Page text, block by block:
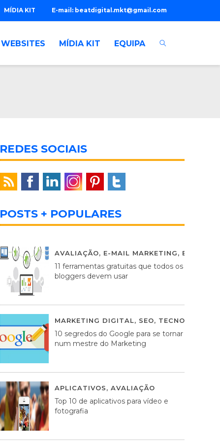
E-mail: beatdigital.mkt@gmail.com
MÍDIA KIT
WEBSITES MÍDIA KIT EQUIPA
REDES SOCIAIS
POSTS + POPULARES
AVALIAÇÃO, E-MAIL MARKETING,
11 ferramentas gratuitas que todos os
bloggers devem usar
MARKETING DIGITAL, SEO, TECNOLOGIA
10 segredos do Google para se tornar
num mestre do Marketing
APLICATIVOS, AVALIAÇÃO
Top 10 de aplicativos para vídeo e
fotografia